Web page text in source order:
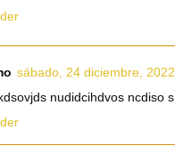
sábado, 24 diciembre, 2022
nudidcihdvos ncdiso s